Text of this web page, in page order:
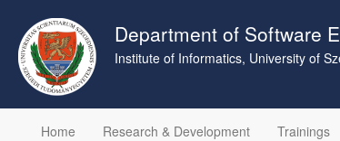
main
content
Department of Software
Institute of Informatics, University of
Home
Research & Development Trainings